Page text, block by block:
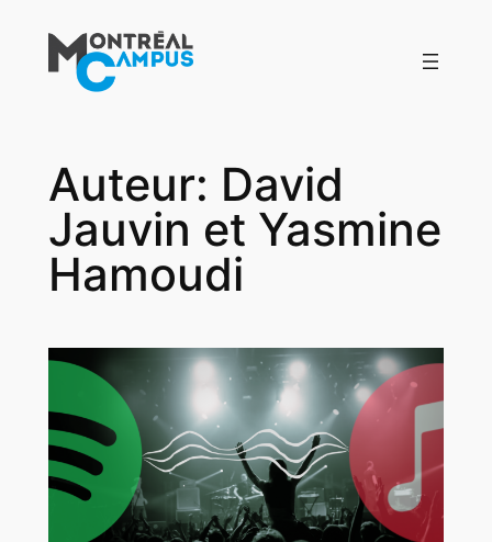
contenu
Auteur: David
Jauvin et Yasmine
Hamoudi